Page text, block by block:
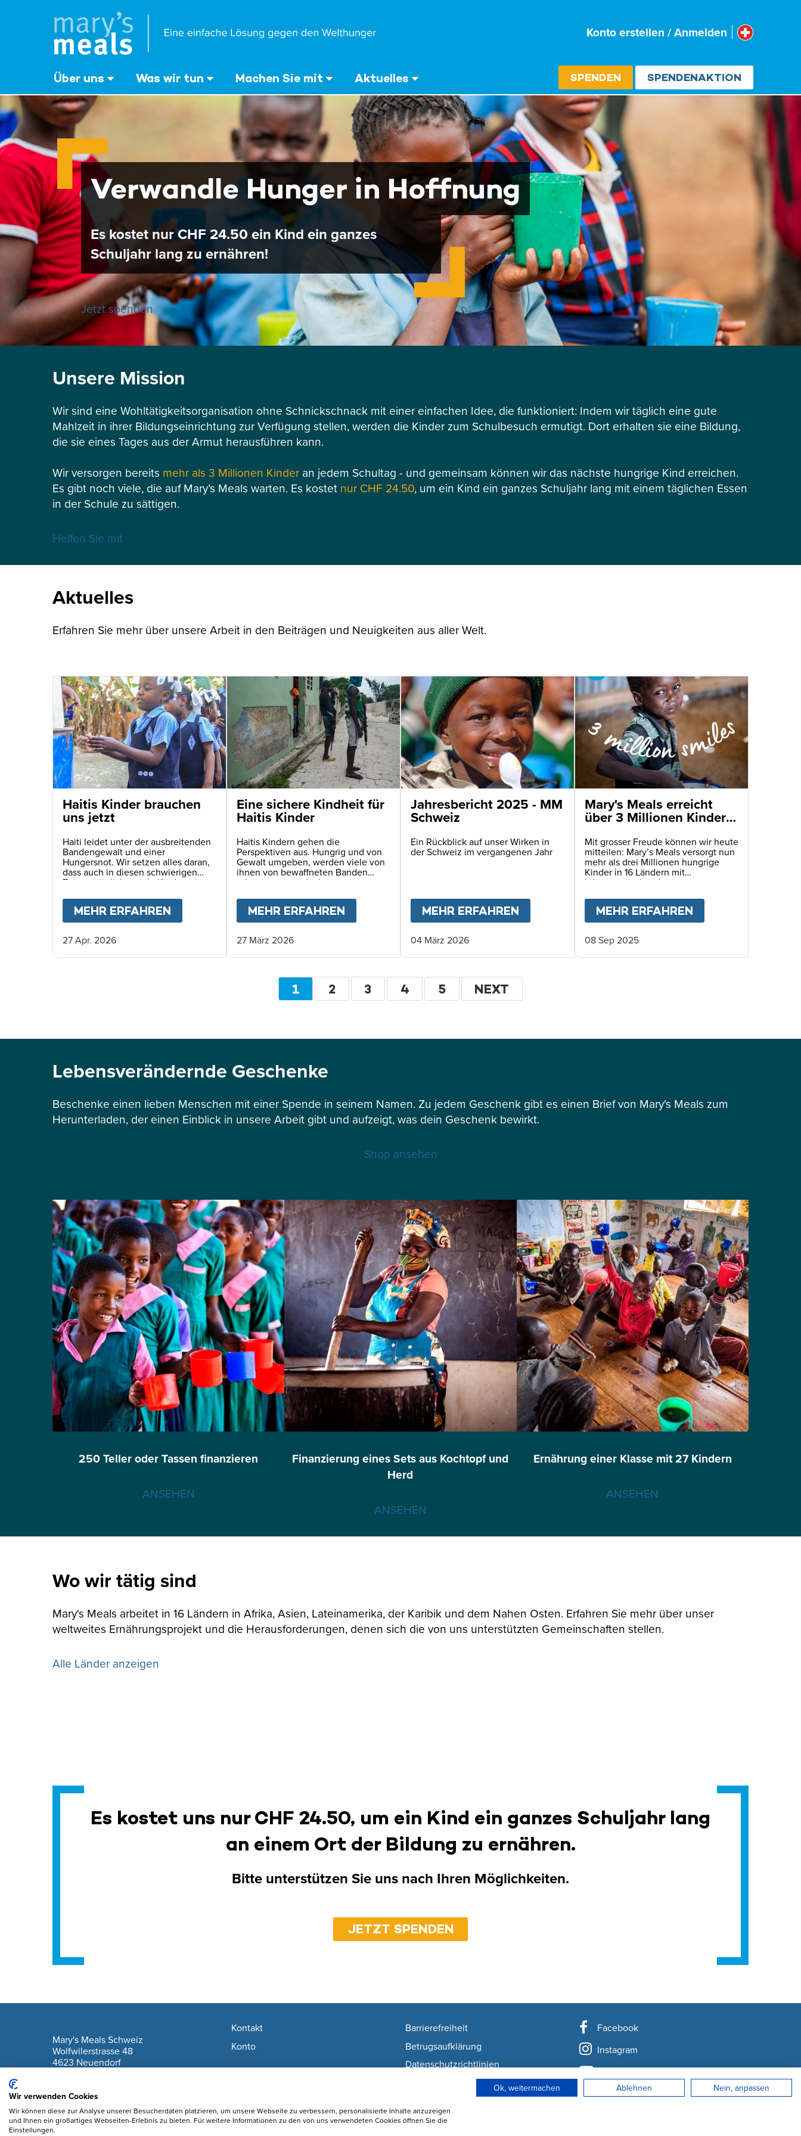
Konto erstellen / Anmelden Select
Schweiz
‎Über uns Was wir tun Machen Sie mit Aktuelles SPENDEN SPENDENAKTION
Verwandle Hunger in Hoffnung
Es kostet nur CHF 24.50 ein Kind ein ganzes
Schuljahr lang zu ernähren!
Jetzt spenden
Unsere Mission
Wir sind eine Wohltätigkeitsorganisation ohne Schnickschnack mit einer einfachen Idee, die funktioniert: Indem wir täglich eine gute
Mahlzeit in ihrer Bildungseinrichtung zur Verfügung stellen, werden die Kinder zum Schulbesuch ermutigt. Dort erhalten sie eine Bildung,
die sie eines Tages aus der Armut herausführen kann.
Wir versorgen bereits mehr als 3 Millionen Kinder an jedem Schultag - und gemeinsam können wir das nächste hungrige Kind erreichen.
Es gibt noch viele, die auf Mary’s Meals warten. Es kostet nur CHF 24.50, um ein Kind ein ganzes Schuljahr lang mit einem täglichen Essen
in der Schule zu sättigen.
Helfen Sie mit
Aktuelles
Erfahren Sie mehr über unsere Arbeit in den Beiträgen und Neuigkeiten aus aller Welt.
Haitis Kinder brauchen
uns jetzt
Haiti leidet unter der ausbreitenden
Bandengewalt und einer
Hungersnot. Wir setzen alles daran,
dass auch in diesen schwierigen
Zeiten möglichst viele Kinder mit
versorgt werden können.
MEHR ERFAHREN HAITIS KINDER BRAUCHEN UNS JETZT
27 Apr. 2026
Eine sichere Kindheit für
Haitis Kinder
Haitis Kindern gehen die
Perspektiven aus. Hungrig und von
Gewalt umgeben, werden viele von
ihnen von bewaffneten Banden
rekrutiert – angelockt vom
MEHR ERFAHREN EINE SICHERE KINDHEIT FÜR HAITIS KINDER
27 März 2026
Jahresbericht 2025 - MM
Schweiz
Ein Rückblick auf unser Wirken in
der Schweiz im vergangenen Jahr
MEHR ERFAHREN JAHRESBERICHT 2025 - MM SCHWEIZ
04 März 2026
Mary's Meals erreicht
über 3 Millionen Kinder
Schulmahlzeiten
Mit grosser Freude können wir heute
mitteilen: Mary’s Meals versorgt nun
mehr als drei Millionen hungrige
Kinder in 16 Ländern mit
lebensverändernden
MEHR ERFAHREN
08 Sep 2025
Seitennummerierung
AKTUELLE
1 SEITE
2 SEITE
3 SEITE
4 SEITE
5 WEITER
NEXT
Lebensverändernde Geschenke
Beschenke einen lieben Menschen mit einer Spende in seinem Namen. Zu jedem Geschenk gibt es einen Brief von Mary's Meals zum
Herunterladen, der einen Einblick in unsere Arbeit gibt und aufzeigt, was dein Geschenk bewirkt.
Shop ansehen
250 Teller oder Tassen finanzieren
ANSEHEN
Finanzierung eines Sets aus Kochtopf und
Herd
ANSEHEN
Ernährung einer Klasse mit 27 Kindern
ANSEHEN
Wo wir tätig sind
Mary's Meals arbeitet in 16 Ländern in Afrika, Asien, Lateinamerika, der Karibik und dem Nahen Osten. Erfahren Sie mehr über unser
weltweites Ernährungsprojekt und die Herausforderungen, denen sich die von uns unterstützten Gemeinschaften stellen.
Alle Länder anzeigen
Es kostet uns nur CHF 24.50, um ein Kind ein ganzes Schuljahr lang
an einem Ort der Bildung zu ernähren.
Bitte unterstützen Sie uns nach Ihren Möglichkeiten.
JETZT SPENDEN
Footer navigation
Mary's Meals Schweiz
Wolfwilerstrasse 48
4623 Neuendorf
Kontakt
Konto
Barrierefreiheit
Betrugsaufklärung
Datenschutzrichtlinien
Nutzunsgbedingungen
Wie wir Cookies verwenden
Cookie-Einstellungen ändern
Facebook
Instagram
YouTube
LinkedIn
Wir verwenden Cookies
Wir können diese zur Analyse unserer Besucherdaten platzieren, um unsere Webseite zu verbessern, personalisierte Inhalte anzuzeigen
und Ihnen ein großartiges Webseiten-Erlebnis zu bieten. Für weitere Informationen zu den von uns verwendeten Cookies öffnen Sie die
Einstellungen.
Ok, weitermachen Ablehnen Nein, anpassen